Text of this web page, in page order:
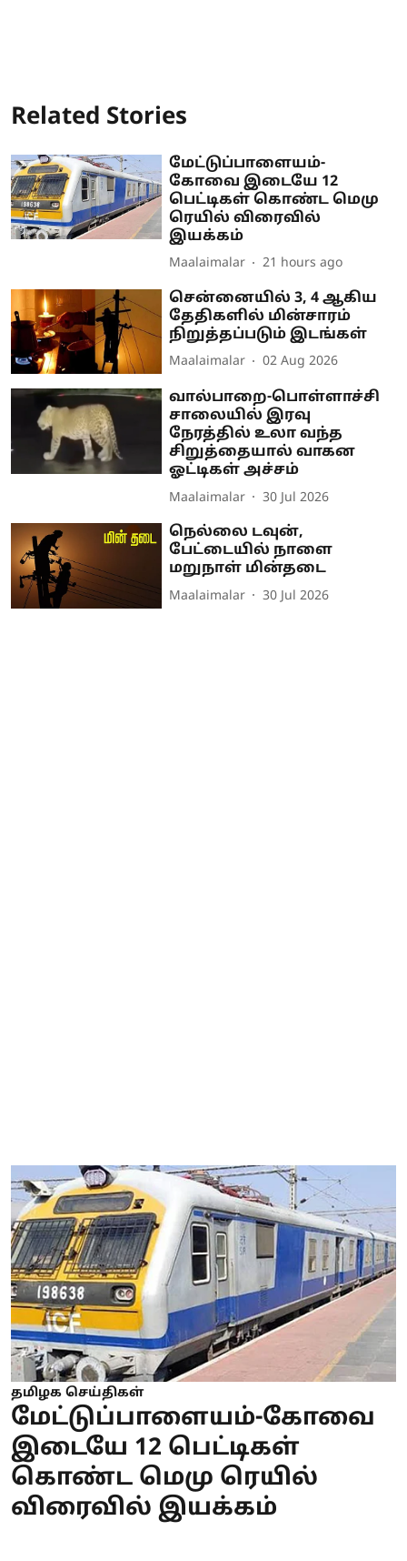
Related Stories
மேட்டுப்பாளையம்-
கோவை இடையே 12
பெட்டிகள் கொண்ட மெமு
ரெயில் விரைவில்
இயக்கம்
Maalaimalar 21 hours ago
சென்னையில் 3, 4 ஆகிய
தேதிகளில் மின்சாரம்
நிறுத்தப்படும் இடங்கள்
Maalaimalar 02 Aug 2026
வால்பாறை-பொள்ளாச்சி
சாலையில் இரவு
நேரத்தில் உலா வந்த
சிறுத்தையால் வாகன
ஓட்டிகள் அச்சம்
Maalaimalar 30 Jul 2026
நெல்லை டவுன்,
பேட்டையில் நாளை
மறுநாள் மின்தடை
Maalaimalar 30 Jul 2026
தமிழக செய்திகள்
மேட்டுப்பாளையம்-கோவை
இடையே 12 பெட்டிகள்
கொண்ட மெமு ரெயில்
விரைவில் இயக்கம்